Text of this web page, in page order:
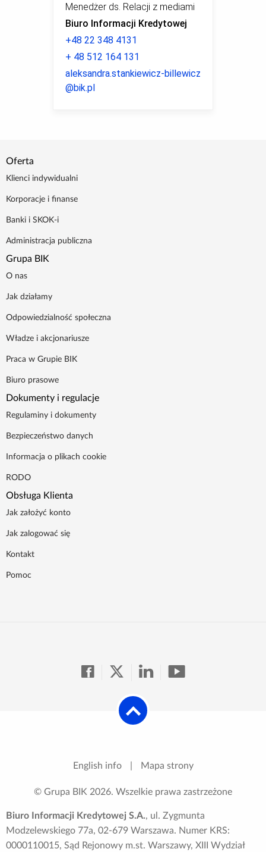
Menedżer ds. Relacji z mediami
Biuro Informacji Kredytowej
+48 22 348 4131
+ 48 512 164 131
aleksandra.stankiewicz-billewicz
@bik.pl
Oferta
Klienci indywidualni
Korporacje i finanse
Banki i SKOK-i
Administracja publiczna
Grupa BIK
O nas
Jak działamy
Odpowiedzialność społeczna
Władze i akcjonariusze
Praca w Grupie BIK
Biuro prasowe
Dokumenty i regulacje
Regulaminy i dokumenty
Bezpieczeństwo danych
Informacja o plikach cookie
RODO
Obsługa Klienta
Jak założyć konto
Jak zalogować się
Kontakt
Pomoc
English info Mapa strony
© Grupa BIK 2026. Wszelkie prawa zastrzeżone
Biuro Informacji Kredytowej S.A., ul. Zygmunta
Modzelewskiego 77a, 02-679 Warszawa. Numer KRS:
0000110015, Sąd Rejonowy m.st. Warszawy, XIII Wydział